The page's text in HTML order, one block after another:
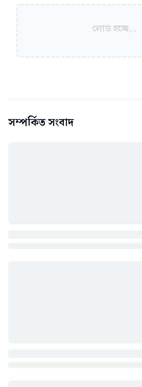
লোড হচ্ছে...
সম্পর্কিত সংবাদ